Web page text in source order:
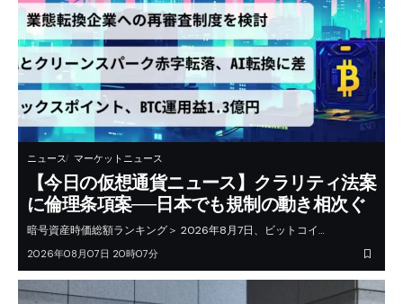
ニュース マーケットニュース
【今日の仮想通貨ニュース】クラリティ法案
に倫理条項案──日本でも規制の動き相次ぐ
暗号資産時価総額ランキング＞ 2026年8月7日、ビットコイ…
2026年08月07日 20時07分